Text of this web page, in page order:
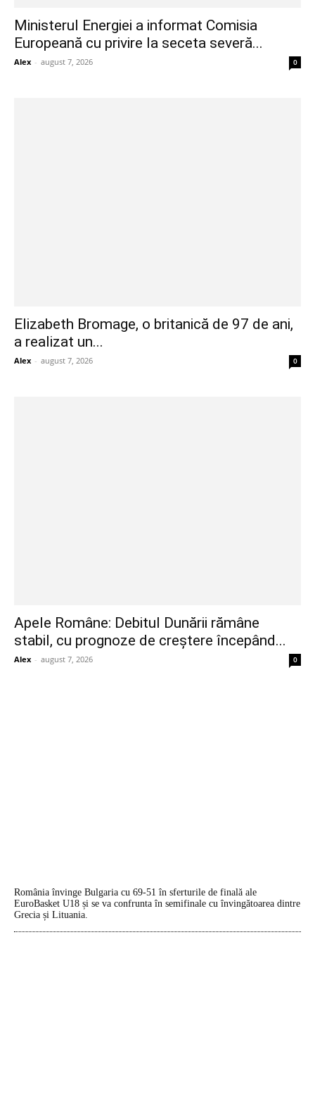
Ministerul Energiei a informat Comisia
Europeană cu privire la seceta severă...
Alex - august 7, 2026 0
Elizabeth Bromage, o britanică de 97 de ani,
a realizat un...
Alex - august 7, 2026 0
Apele Române: Debitul Dunării rămâne
stabil, cu prognoze de creștere începând...
Alex - august 7, 2026 0
România învinge Bulgaria cu 69-51 în sferturile de finală ale
EuroBasket U18 și se va confrunta în semifinale cu învingătoarea dintre
Grecia și Lituania.